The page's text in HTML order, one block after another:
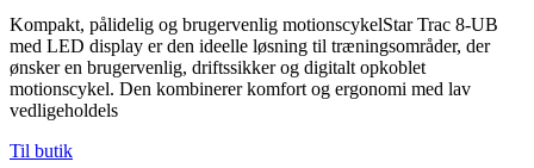
Kompakt, pålidelig og brugervenlig motionscykelStar Trac 8-UB
med LED display er den ideelle løsning til træningsområder, der
ønsker en brugervenlig, driftssikker og digitalt opkoblet
motionscykel. Den kombinerer komfort og ergonomi med lav
vedligeholdels
Til butik